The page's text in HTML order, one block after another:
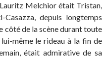
Melchior était Tristan,
depuis longtemps
côté de la scène durant toute
même le rideau à la fin de
était admirative de sa